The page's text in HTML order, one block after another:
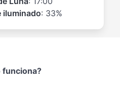
iluminado: 33%
funciona?